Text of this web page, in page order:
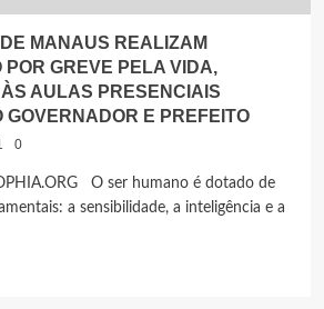
MANAUS REALIZAM
POR GREVE PELA VIDA,
AULAS PRESENCIAIS
GOVERNADOR E PREFEITO
0
O ser humano é dotado de
a sensibilidade, a inteligência e a